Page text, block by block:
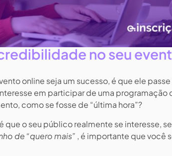
no seu
online seja um sucesso, é que ele passe
em participar de uma programação
como se fosse de “última hora”?
que o seu público realmente se interesse, se
de “quero mais” , é importante que você